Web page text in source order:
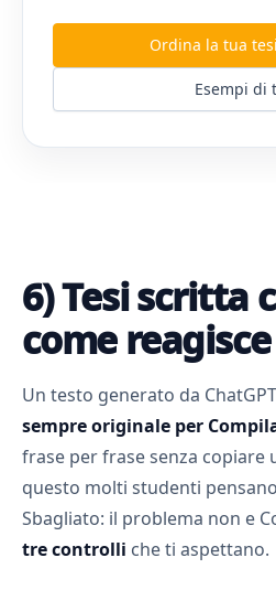
Ordina la tua
Esempi di
6) Tesi scritta
come
Un testo generato da
sempre originale per
frase per frase senza copiare
questo molti studenti
Sbagliato: il problema non e
tre controlli che ti aspettano.